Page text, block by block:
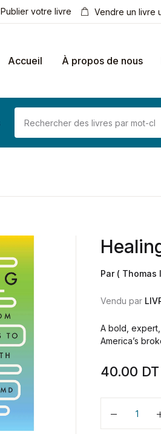
Publier votre livre Vendre un livre
Accueil À propos de nous
Par ( Thomas
Vendu par
A bold,
America’s
40.00 DT
Quantité